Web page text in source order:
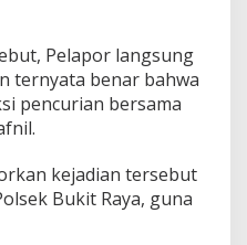
Pelapor langsung
ternyata benar bahwa
pencurian bersama
kejadian tersebut
Bukit Raya, guna